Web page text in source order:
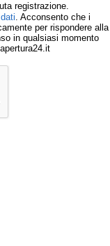
registrazione.
. Acconsento che i
per rispondere alla
in qualsiasi momento